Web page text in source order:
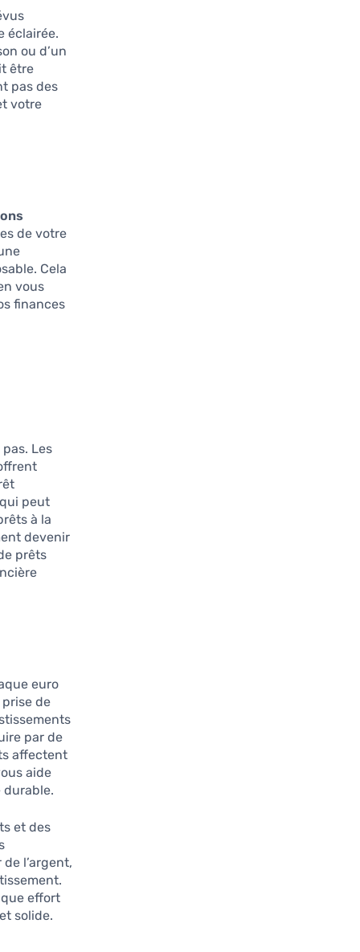
éclairée.
ou d’un
être
pas des
votre
de votre
Cela
vous
finances
Les
peut
à la
devenir
prêts
euro
de
par de
affectent
aide
durable.
et des
l’argent,
effort
solide.